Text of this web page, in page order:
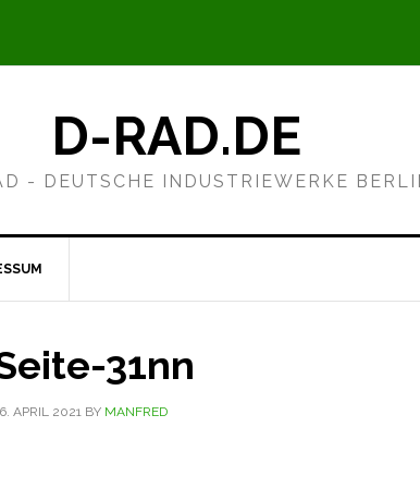
D-RAD.DE
- DEUTSCHE INDUSTRIEWERKE
31nn
APRIL 2021 BY MANFRED